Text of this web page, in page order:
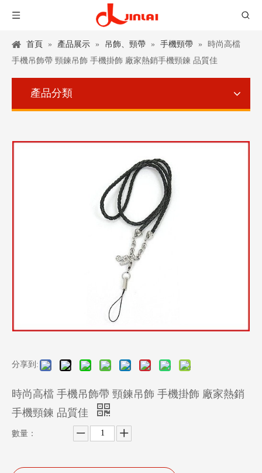
首頁 » 產品展示 » 吊飾、頸帶 » 手機頸帶 »
時尚高檔
手機吊飾帶 頸鍊吊飾 手機掛飾 廠家熱銷手機頸鍊 品質佳
產品分類
分享到:
時尚高檔 手機吊飾帶 頸鍊吊飾 手機掛飾 廠家熱銷
手機頸鍊 品質佳
數量：